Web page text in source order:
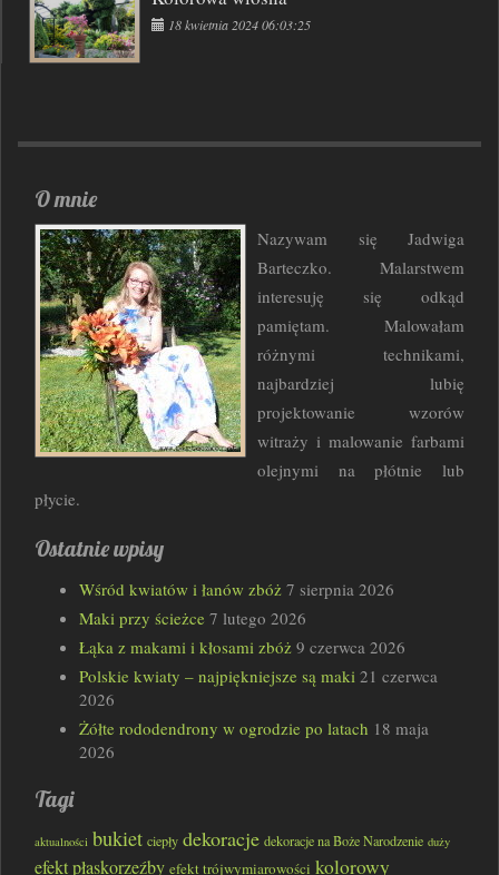
18 kwietnia 2024 06:03:25
O mnie
Nazywam się Jadwiga
Barteczko. Malarstwem
interesuję się odkąd
pamiętam. Malowałam
różnymi technikami,
najbardziej lubię
projektowanie wzorów
witraży i malowanie farbami
olejnymi na płótnie lub
płycie.
Ostatnie wpisy
Wśród kwiatów i łanów zbóż 7 sierpnia 2026
Maki przy ścieżce 7 lutego 2026
Łąka z makami i kłosami zbóż 9 czerwca 2026
Polskie kwiaty – najpiękniejsze są maki 21 czerwca
2026
Żółte rododendrony w ogrodzie po latach 18 maja
2026
Tagi
aktualności bukiet ciepły dekoracje dekoracje na Boże Narodzenie duży
efekt płaskorzeźby efekt trójwymiarowości kolorowy